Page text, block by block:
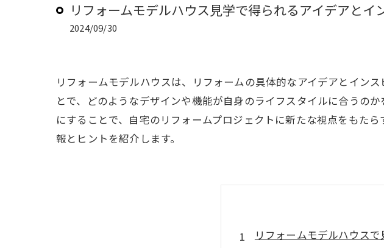
リフォームモデルハウス見学で得られるアイデアとイ
2024/09/30
リフォームモデルハウスは、リフォームの具体的なアイデアとイン
とで、どのようなデザインや機能が自身のライフスタイルに合うの
にすることで、自宅のリフォームプロジェクトに新たな視点をもた
報とヒントを紹介します。
リフォームモデルハウス